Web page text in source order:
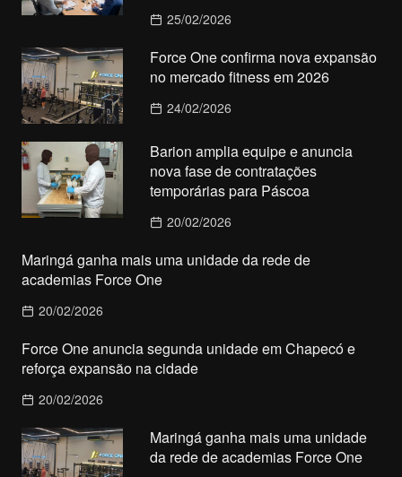
25/02/2026
Force One confirma nova expansão
no mercado fitness em 2026
24/02/2026
Barion amplia equipe e anuncia
nova fase de contratações
temporárias para Páscoa
20/02/2026
Maringá ganha mais uma unidade da rede de
academias Force One
20/02/2026
Force One anuncia segunda unidade em Chapecó e
reforça expansão na cidade
20/02/2026
Maringá ganha mais uma unidade
da rede de academias Force One